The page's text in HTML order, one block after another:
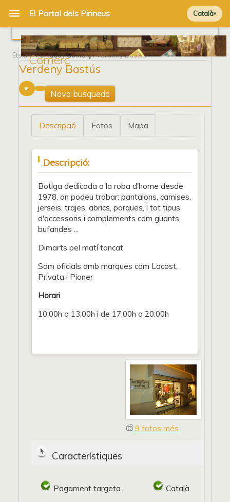
Català
Comerç
Ets a Portada/Comerç/ Verdeny Bastús
Verdeny Bastús
0
Nova busqueda
Descripció Fotos Mapa
Descripció:
Botiga dedicada a la roba d'home desde
1978, on podeu trobar: pantalons, camises,
jerseis, trajes, abrics, parques, i tot tipus
d'accessoris i complements com guants,
bufandes ...
Dimarts pel matí tancat
Som oficials amb marques com Lacost,
Privata i Pioner
Horari
10:00h a 13:00h i de 17:00h a 20:00h
9 fotos més
Característiques
Pagament targeta Català